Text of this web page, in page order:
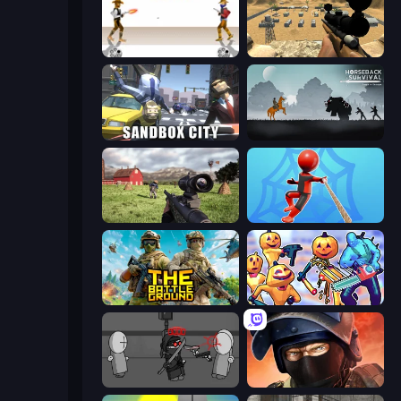
Gunblood Ghost Sniper
Sandbox City Horseback Survival
Dead Zed Web Master
The Battleground Halloween Chainsaw Massacre
Madness Project Nexus Bullet Force